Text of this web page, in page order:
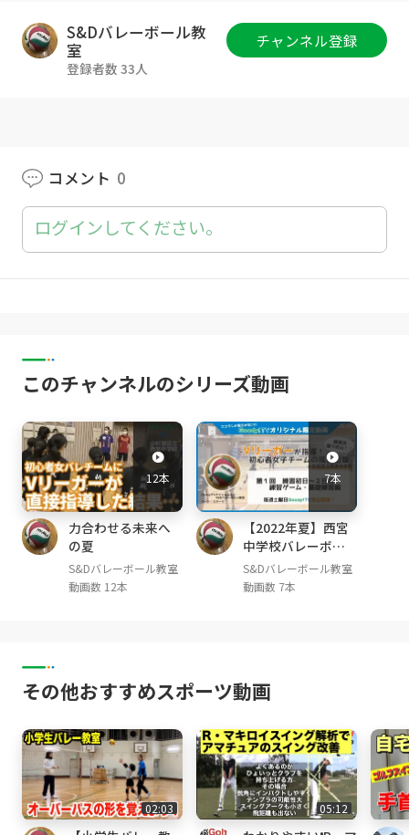
【スパイクのインパクトを強くする練習！】で
す！
#バレーボール ＃ハイキュー ＃チャンスボ
ール ＃パス ＃バレー講座
S&Dバレーボール教
室
登録者数 33人
チャンネル登録
コメント 0
ログインしてください。
このチャンネルのシリーズ動画
12本
力合わせる未来へ
の夏
S&Dバレーボール教室
動画数 12本
7本
【2022年夏】西宮
中学校バレーボー
ル部との８日間
S&Dバレーボール教室
動画数 7本
その他おすすめスポーツ動画
02:03 05:12